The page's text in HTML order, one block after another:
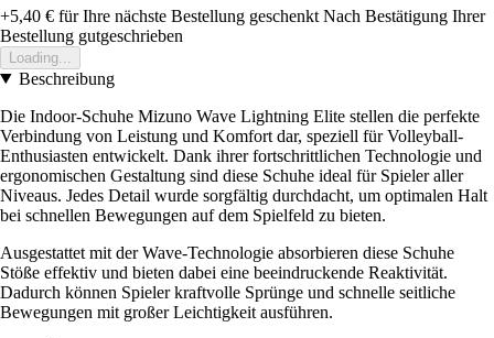
+5,40 € für Ihre nächste Bestellung geschenkt Nach Bestätigung Ihrer
Bestellung gutgeschrieben
Loading...
Beschreibung
Die Indoor-Schuhe Mizuno Wave Lightning Elite stellen die perfekte
Verbindung von Leistung und Komfort dar, speziell für Volleyball-
Enthusiasten entwickelt. Dank ihrer fortschrittlichen Technologie und
ergonomischen Gestaltung sind diese Schuhe ideal für Spieler aller
Niveaus. Jedes Detail wurde sorgfältig durchdacht, um optimalen Halt
bei schnellen Bewegungen auf dem Spielfeld zu bieten.
Ausgestattet mit der Wave-Technologie absorbieren diese Schuhe
Stöße effektiv und bieten dabei eine beeindruckende Reaktivität.
Dadurch können Spieler kraftvolle Sprünge und schnelle seitliche
Bewegungen mit großer Leichtigkeit ausführen.